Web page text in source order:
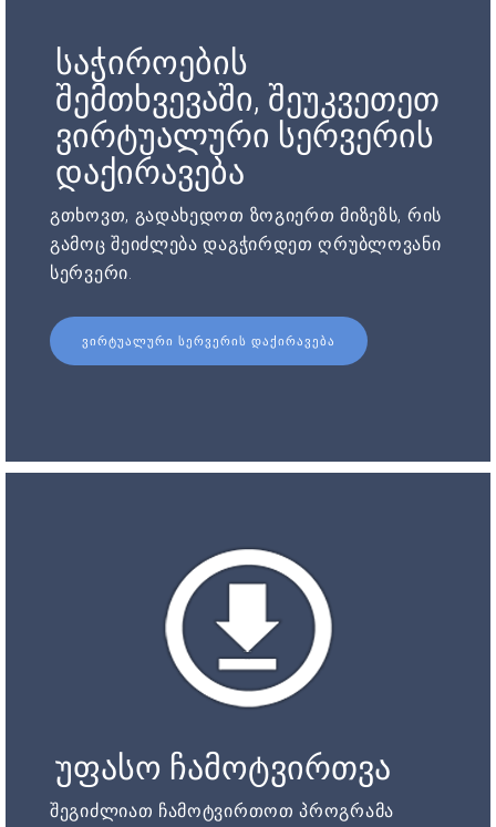
საჭიროების
შემთხვევაში, შეუკვეთეთ
ვირტუალური სერვერის
დაქირავება
გთხოვთ, გადახედოთ ზოგიერთ მიზეზს, რის
გამოც შეიძლება დაგჭირდეთ ღრუბლოვანი
სერვერი.
ᲕᲘᲠᲢᲣᲐᲚᲣᲠᲘ ᲡᲔᲠᲕᲔᲠᲘᲡ ᲓᲐᲥᲘᲠᲐᲕᲔᲑᲐ
უფასო ჩამოტვირთვა
შეგიძლიათ ჩამოტვირთოთ პროგრამა